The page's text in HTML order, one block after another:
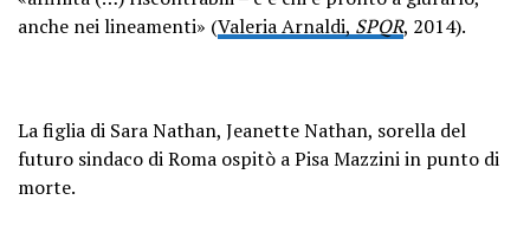
anche nei lineamenti» (Valeria Arnaldi, SPQR, 2014).
La figlia di Sara Nathan, Jeanette Nathan, sorella del
futuro sindaco di Roma ospitò a Pisa Mazzini in punto di
morte.